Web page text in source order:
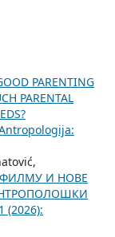
PARENTING
PARENTAL
ФИЛМУ И НОВЕ
(2026):